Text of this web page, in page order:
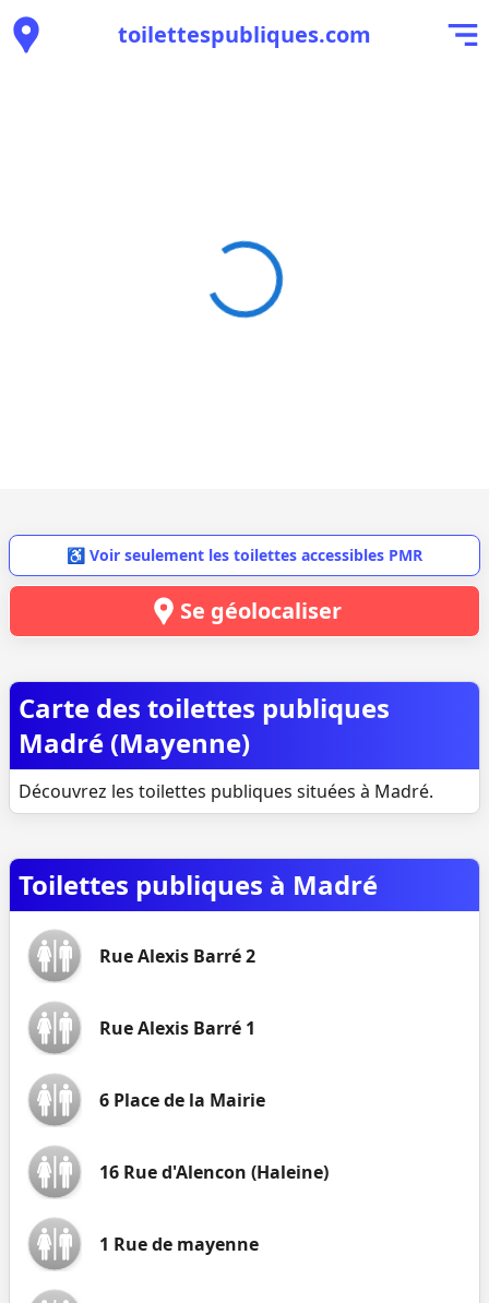
toilettespubliques.com
♿ Voir seulement les toilettes accessibles PMR
Se géolocaliser
Carte des toilettes publiques
Madré (Mayenne)
Découvrez les toilettes publiques situées à Madré.
Toilettes publiques à Madré
Rue Alexis Barré 2
Rue Alexis Barré 1
6 Place de la Mairie
16 Rue d'Alencon (Haleine)
1 Rue de mayenne